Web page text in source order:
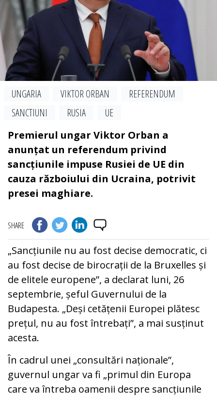
UNGARIA VIKTOR ORBAN
REFERENDUM
SANCTIUNI
RUSIA
UE
Premierul ungar Viktor Orban a
anunțat un referendum privind
sancțiunile impuse Rusiei de UE din
cauza războiului din Ucraina, potrivit
presei maghiare.
SHARE
„Sancțiunile nu au fost decise democratic, ci
au fost decise de birocrații de la Bruxelles și
de elitele europene”, a declarat luni, 26
septembrie, șeful Guvernului de la
Budapesta. „Deși cetățenii Europei plătesc
prețul, nu au fost întrebați”, a mai susținut
acesta.
În cadrul unei „consultări naționale”,
guvernul ungar va fi „primul din Europa
care va întreba oamenii despre sancțiunile